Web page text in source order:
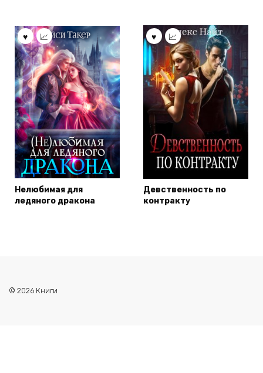
Нелюбимая для
ледяного дракона
Девственность по
контракту
© 2026 Книги